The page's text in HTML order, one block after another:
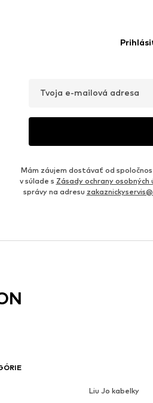
Tvoja e-mailová adresa
Mám záujem dostávať od
v súlade s Zásady ochrany osobných
správy na adresu
Liu Jo kabelky